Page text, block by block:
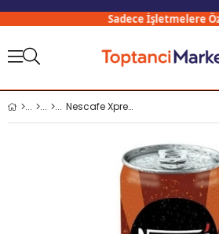
Sadece İşletmelere Özel
Nescafe Xpress 250 Ml Choco x24 lü Koli